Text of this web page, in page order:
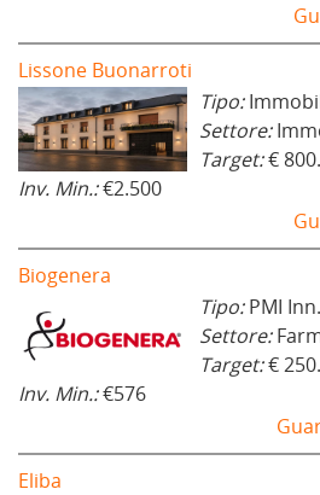
Lissone Buonarroti
Tipo:
Settore:
Target:€
Inv. Min.:€2.500
Biogenera
Tipo:PMI Inn.
Settore:
Target:€
Inv. Min.:€576
Eliba